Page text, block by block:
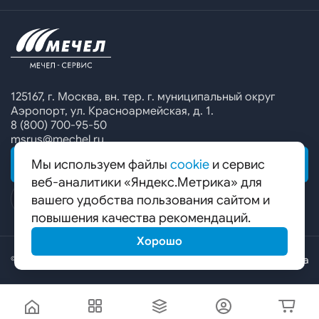
Сбор коммерческих предложений
Специальные предложения
Калькулятор металла
Ижсталь
Уральская кузница
Белорецкий металлургический комбинат
Гурьевский филиал ЧМК
125167, г. Москва, вн. тер. г. муниципальный округ
Аэропорт, ул. Красноармейская, д. 1.
8 (800) 700-95-50
msrus@mechel.ru
ОБРАТНАЯ СВЯЗЬ
© ООО «Мечел-Сервис», 2026 Карта сайта
Мы используем файлы cookie и сервис
веб-аналитики «Яндекс.Метрика» для
вашего удобства пользования сайтом и
повышения качества рекомендаций.
Хорошо